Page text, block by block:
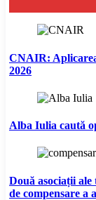
CNAIR:
2026
Alba Iulia caută
Două asociații
de compensare a